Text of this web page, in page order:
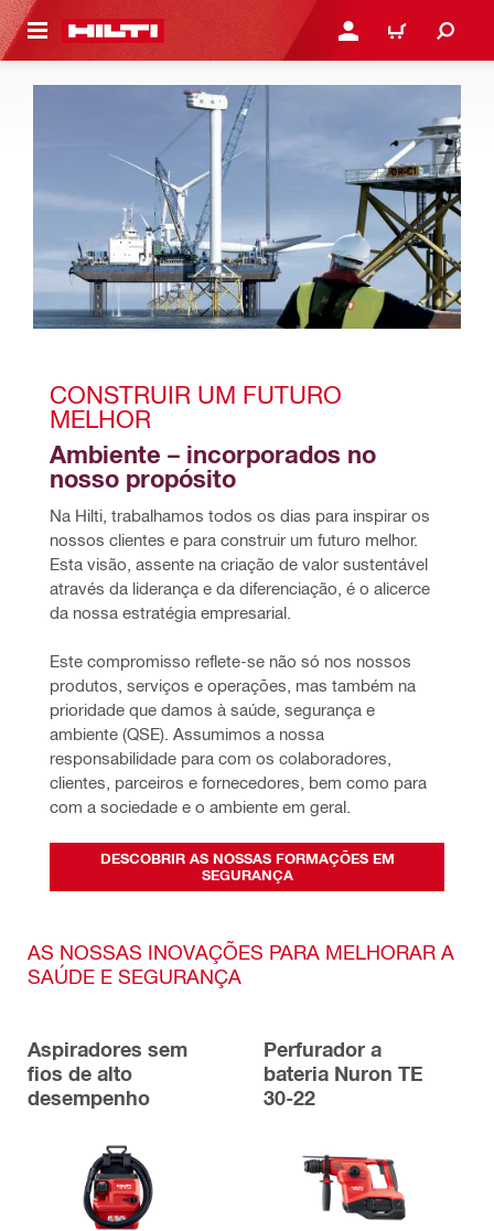
CONTENT ENTRAR OU REGISTAR
CARRINHO
CONSTRUIR UM FUTURO
MELHOR
Ambiente – incorporados no
nosso propósito
Na Hilti, trabalhamos todos os dias para inspirar os
nossos clientes e para construir um futuro melhor.
Esta visão, assente na criação de valor sustentável
através da liderança e da diferenciação, é o alicerce
da nossa estratégia empresarial.
Este compromisso reflete-se não só nos nossos
produtos, serviços e operações, mas também na
prioridade que damos à saúde, segurança e
ambiente (QSE). Assumimos a nossa
responsabilidade para com os colaboradores,
clientes, parceiros e fornecedores, bem como para
com a sociedade e o ambiente em geral.
DESCOBRIR AS NOSSAS FORMAÇÕES EM
SEGURANÇA
AS NOSSAS INOVAÇÕES PARA MELHORAR A
SAÚDE E SEGURANÇA
Aspiradores sem
fios de alto
desempenho
Perfurador a
bateria Nuron TE
30-22